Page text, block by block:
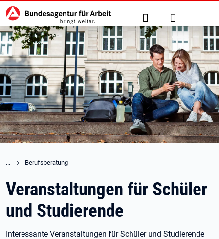
zu den Hauptinhalten springen
Hauptnavigation Suche Anmelden
Berufsberatung
Veranstaltungen für Schüler
und Studierende
Interessante Veranstaltungen für Schüler und Studierende